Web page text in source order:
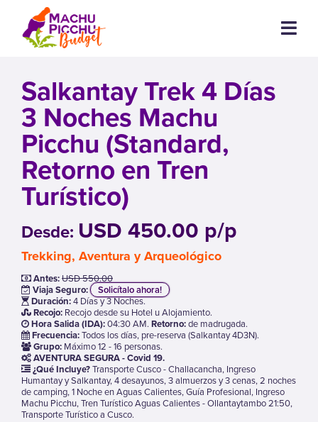
Salkantay Trek 4 Días
3 Noches Machu
Picchu (Standard,
Retorno en Tren
Turístico)
Desde: USD 450.00 p/p
Trekking, Aventura y Arqueológico
Antes:USD 550.00
Viaja Seguro: Solicítalo ahora!
Duración:4 Días y 3 Noches.
Recojo: Recojo desde su Hotel u Alojamiento.
Hora Salida (IDA):04:30 AM. Retorno:de madrugada.
Frecuencia:Todos los días, pre-reserva (Salkantay 4D3N).
Grupo: Máximo 12 - 16 personas.
AVENTURA SEGURA - Covid 19.
¿Qué Incluye?Transporte Cusco - Challacancha, Ingreso
Humantay y Salkantay, 4 desayunos, 3 almuerzos y 3 cenas, 2 noches
de camping, 1 Noche en Aguas Calientes, Guía Profesional, Ingreso
Machu Picchu, Tren Turístico Aguas Calientes - Ollantaytambo 21:50,
Transporte Turístico a Cusco.